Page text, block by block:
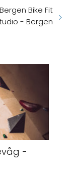
Bergen Bike Fit
- Bergen
-